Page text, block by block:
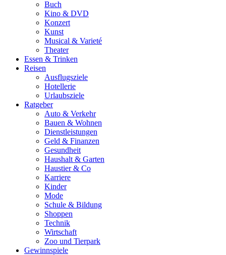
Buch
Kino & DVD
Konzert
Kunst
Musical & Varieté
Theater
Essen & Trinken
Reisen
Ausflugsziele
Hotellerie
Urlaubsziele
Ratgeber
Auto & Verkehr
Bauen & Wohnen
Dienstleistungen
Geld & Finanzen
Gesundheit
Haushalt & Garten
Haustier & Co
Karriere
Kinder
Mode
Schule & Bildung
Shoppen
Technik
Wirtschaft
Zoo und Tierpark
Gewinnspiele